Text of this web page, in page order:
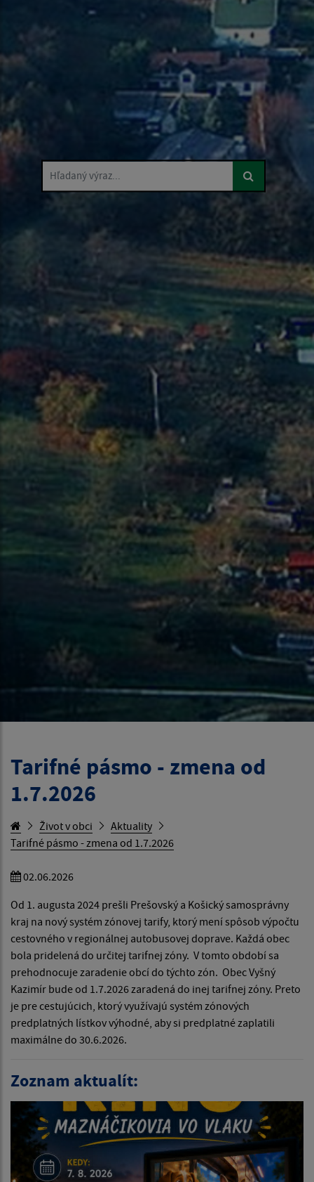
Hľadaný výraz...
Tarifné pásmo - zmena od
1.7.2026
Život v obci
Aktuality
Tarifné pásmo - zmena od 1.7.2026
02.06.2026
Od 1. augusta 2024 prešli Prešovský a Košický samosprávny
kraj na nový systém zónovej tarify, ktorý mení spôsob výpočtu
cestovného v regionálnej autobusovej doprave. Každá obec
bola pridelená do určitej tarifnej zóny. V tomto období sa
prehodnocuje zaradenie obcí do týchto zón. Obec Vyšný
Kazimír bude od 1.7.2026 zaradená do inej tarifnej zóny. Preto
je pre cestujúcich, ktorý využívajú systém zónových
predplatných lístkov výhodné, aby si predplatné zaplatili
maximálne do 30.6.2026.
Zoznam aktualít: